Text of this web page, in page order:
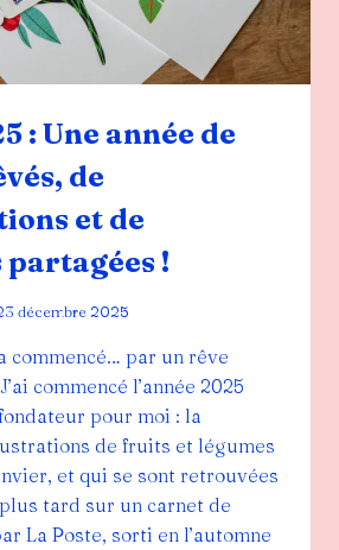
: Une année de
de
et de
!
décembre 2025
commencé… par un rêve
commencé l’année 2025
pour moi : la
de fruits et légumes
et qui se sont retrouvées
tard sur un carnet de
La Poste, sorti en l’automne